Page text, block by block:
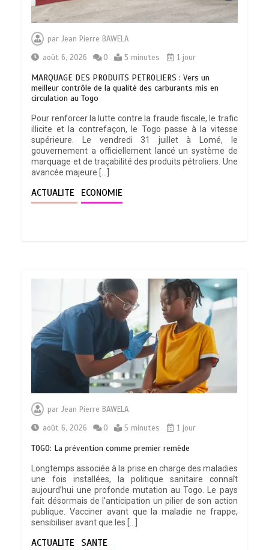
parJean Pierre BAWELA
août 6, 2026
0 5 minutes 1 jour
MARQUAGE DES PRODUITS PETROLIERS : Vers un
meilleur contrôle de la qualité des carburants mis en
circulation au Togo
Pour renforcer la lutte contre la fraude fiscale, le trafic
illicite et la contrefaçon, le Togo passe à la vitesse
supérieure. Le vendredi 31 juillet à Lomé, le
gouvernement a officiellement lancé un système de
marquage et de traçabilité des produits pétroliers. Une
avancée majeure […]
ACTUALITE ECONOMIE
parJean Pierre BAWELA
août 6, 2026
0 5 minutes 1 jour
TOGO: La prévention comme premier remède
Longtemps associée à la prise en charge des maladies
une fois installées, la politique sanitaire connaît
aujourd’hui une profonde mutation au Togo. Le pays
fait désormais de l’anticipation un pilier de son action
publique. Vacciner avant que la maladie ne frappe,
sensibiliser avant que les […]
ACTUALITE SANTE